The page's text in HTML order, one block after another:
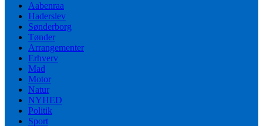
Aabenraa
Haderslev
Sønderborg
Tønder
Arrangementer
Erhverv
Mad
Motor
Natur
NYHED
Politik
Sport